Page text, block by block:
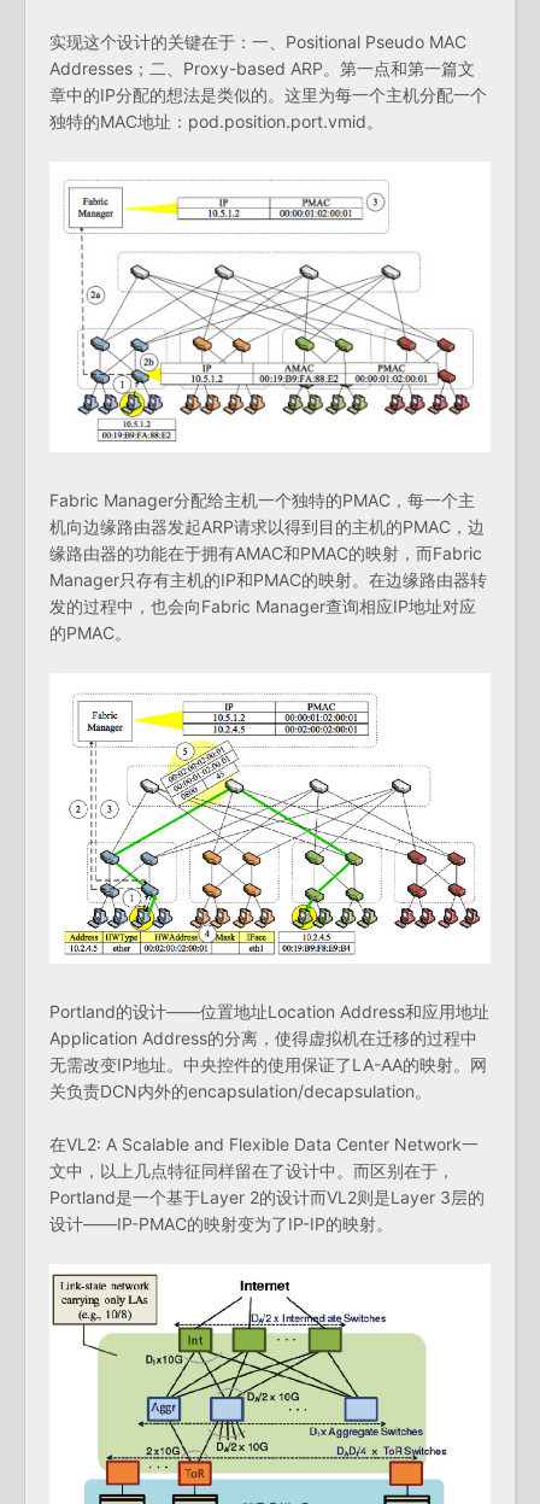
实现这个设计的关键在于：一、Positional Pseudo MAC
Addresses；二、Proxy-based ARP。第一点和第一篇文
章中的IP分配的想法是类似的。这里为每一个主机分配一个
独特的MAC地址：pod.position.port.vmid。
Fabric Manager分配给主机一个独特的PMAC，每一个主
机向边缘路由器发起ARP请求以得到目的主机的PMAC，边
缘路由器的功能在于拥有AMAC和PMAC的映射，而Fabric
Manager只存有主机的IP和PMAC的映射。在边缘路由器转
发的过程中，也会向Fabric Manager查询相应IP地址对应
的PMAC。
Portland的设计——位置地址Location Address和应用地址
Application Address的分离，使得虚拟机在迁移的过程中
无需改变IP地址。中央控件的使用保证了LA-AA的映射。网
关负责DCN内外的encapsulation/decapsulation。
在VL2: A Scalable and Flexible Data Center Network一
文中，以上几点特征同样留在了设计中。而区别在于，
Portland是一个基于Layer 2的设计而VL2则是Layer 3层的
设计——IP-PMAC的映射变为了IP-IP的映射。